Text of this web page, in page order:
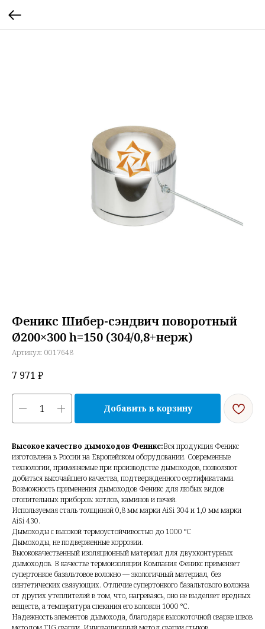
Феникс Шибер-сэндвич поворотный
Ø200×300 h=150 (304/0,8+нерж)
Артикул: 0017648
7 971 ₽
Добавить в корзину
Высокое качество дымоходов Феникс:Вся продукция Феникс
изготовлена в России на Европейском оборудовании. Современные
технологии, применяемые при производстве дымоходов, позволяют
добиться высочайшего качества, подтвержденного сертификатами.
Возможность применения дымоходов Феникс для любых видов
отопительных приборов: котлов, каминов и печей.
Используемая сталь толщиной 0,8 мм марки AiSi 304 и 1,0 мм марки
AiSi 430.
Дымоходы с высокой термоустойчивостью до 1000 °С
Дымоходы, не подверженные коррозии.
Высококачественный изоляционный материал для двухконтурных
дымоходов. В качестве термоизоляции Компания Феникс применяет
супертонкое базальтовое волокно — экологичный материал, без
синтетических связующих. Отличие супертонкого базальтового волокна
от других утеплителей в том, что, нагреваясь, оно не выделяет вредных
веществ, а температура спекания его волокон 1000 °C.
Надежность элементов дымохода, благодаря высокоточной сварке швов